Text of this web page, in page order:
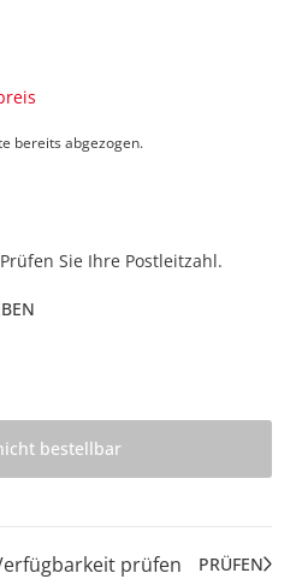
bereits abgezogen.
Sie Ihre Postleitzahl.
bestellbar
prüfen PRÜFEN